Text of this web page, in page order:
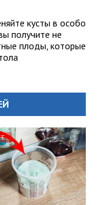
кусты в особо
получите не
плоды, которые